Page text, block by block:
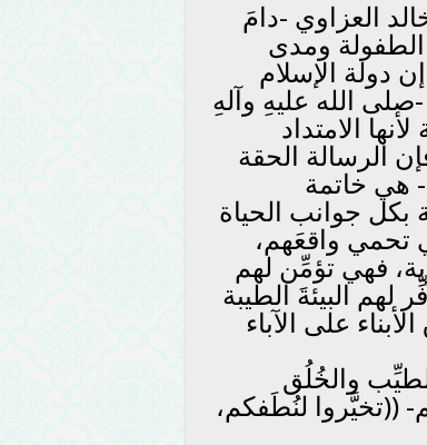
العزاوي -دامَ
الطفولة ومدى
دولة الإسلام
الله عليهِ وآلهِ
الامتداد
الرسالة الحقة
هي خاتمة
جوانب الحياة
تحمي واقعَهم،
فهي تؤمِّن لهم
البيئةَ الطيبة
على الآباء
والخُلُق
((تخيَّروا لنُطَفكم،